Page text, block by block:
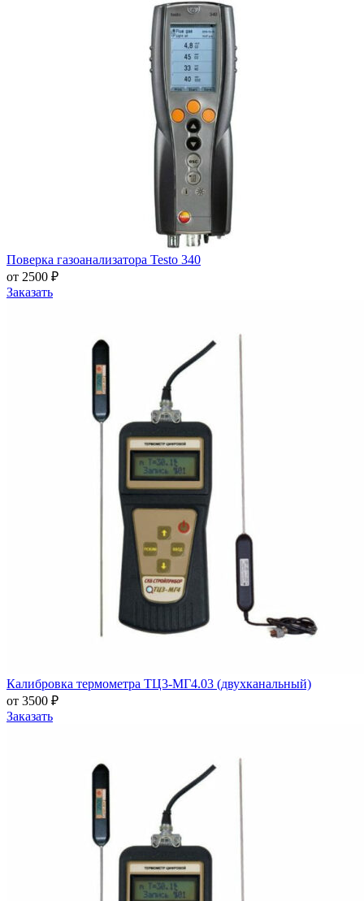
Поверка газоанализатора Testo 340
от 2500 ₽
Заказать
Калибровка термометра ТЦ3-МГ4.03 (двухканальный)
от 3500 ₽
Заказать